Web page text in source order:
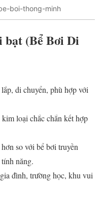
boi-thong-minh
bạt (Bể Bơi Di
di chuyển, phù hợp với
loại chắc chắn kết hợp
so với bể bơi truyền
năng.
đình, trường học, khu vui